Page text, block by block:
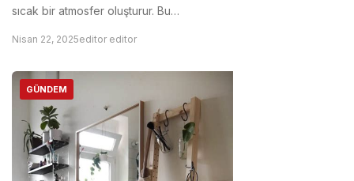
sıcak bir atmosfer oluşturur. Bu…
Nisan 22, 2025editor editor
GÜNDEM